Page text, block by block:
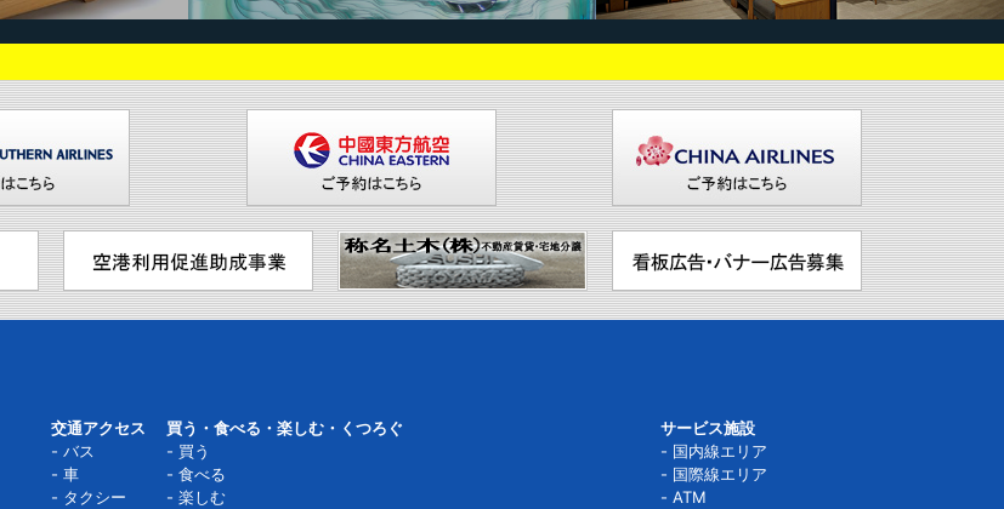
交通アクセス
バス
車
タクシー
買う・食べる・楽しむ・くつろぐ
買う
食べる
楽しむ
サービス施設
国内線エリア
国際線エリア
ATM